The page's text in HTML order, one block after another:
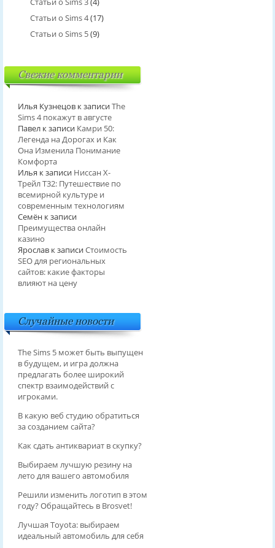
Статьи о Sims 4(17)
Статьи о Sims 5(9)
Свежие комментарии
Илья Кузнецовк записиThe
Sims 4 покажут в августе
Павелк записи Камри 50:
Легенда на Дорогах и Как
Она Изменила Понимание
Комфорта
Илья к записи Ниссан Х-
Трейл T32: Путешествие по
всемирной культуре и
современным технологиям
Семёнк записи
Преимущества онлайн
казино
Ярославк записиСтоимость
SEO для региональных
сайтов: какие факторы
влияют на цену
Случайные новости
The Sims 5 может быть выпущен
в будущем, и игра должна
предлагать более широкий
спектр взаимодействий с
игроками.
В какую веб студию обратиться
за созданием сайта?
Как сдать антиквариат в скупку?
Выбираем лучшую резину на
лето для вашего автомобиля
Решили изменить логотип в этом
году? Обращайтесь в Brosvet!
Лучшая Toyota: выбираем
идеальный автомобиль для себя